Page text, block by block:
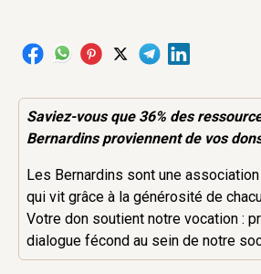
Saviez-vous que 36% des
Bernardins proviennent de vos
Les Bernardins sont une
qui vit grâce à la générosité de
Votre don soutient notre vocation :
dialogue fécond au sein de notre